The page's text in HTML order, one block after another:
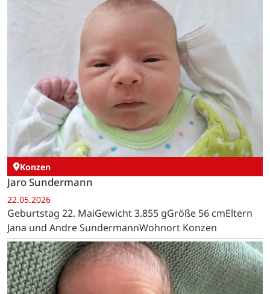
Konzen
Jaro Sundermann
22.05.2026
Geburtstag 22. MaiGewicht 3.855 gGröße 56 cmEltern
Jana und Andre SundermannWohnort Konzen